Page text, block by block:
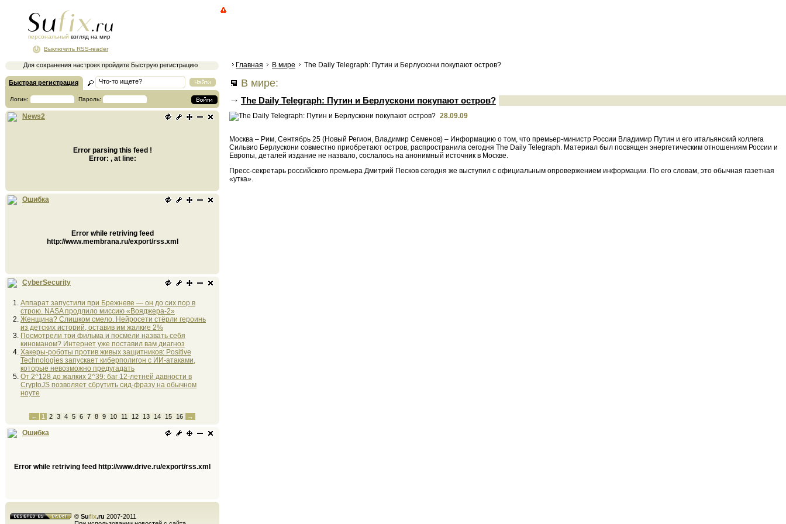
персональный взгляд на мир
Для сохранения настроек пройдите Быструю регистрацию
Выключить RSS-reader
Быстрая регистрация
Логин: Пароль:
News2
Error parsing this feed !
Error: , at line:
Ошибка
Error while retriving feed
http://www.membrana.ru/export/rss.xml
CyberSecurity
Аппарат запустили при Брежневе — он до сих пор в
строю. NASA продлило миссию «Вояджера-2»
Женщина? Слишком смело. Нейросети стёрли героинь
из детских историй, оставив им жалкие 2%
Посмотрели три фильма и посмели назвать себя
киноманом? Интернет уже поставил вам диагноз
Хакеры-роботы против живых защитников: Positive
Technologies запускает киберполигон с ИИ-атаками,
которые невозможно предугадать
От 2^128 до жалких 2^39: баг 12-летней давности в
CryptoJS позволяет сбрутить сид-фразу на обычном
ноуте
← 1 2 3 4 5 6 7 8 9 10 11 12 13 14 15 16 →
Ошибка
Error while retriving feed http://www.drive.ru/export/rss.xml
© Sufix.ru 2007-2011
Главная В мире The Daily Telegraph: Путин и Берлускони покупают остров?
В мире:
The Daily Telegraph: Путин и Берлускони покупают остров?
28.09.09
Москва – Рим, Сентябрь 25 (Новый Регион, Владимир Семенов) – Информацию о том, что премьер-министр России Владимир Путин и его итальянский коллега
Сильвио Берлускони совместно приобретают остров, распространила сегодня The Daily Telegraph. Материал был посвящен энергетическим отношениям России и
Европы, деталей издание не назвало, сослалось на анонимный источник в Москве.
Пресс-секретарь российского премьера Дмитрий Песков сегодня же выступил с официальным опровержением информации. По его словам, это обычная газетная
«утка».